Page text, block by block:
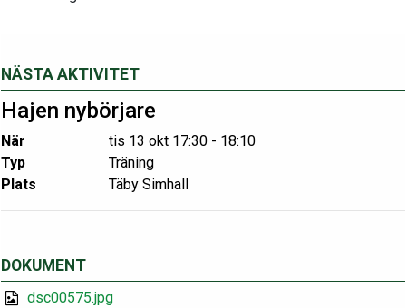
NÄSTA AKTIVITET
Hajen nybörjare
När
tis 13 okt 17:30 - 18:10
Typ
Träning
Plats
Täby Simhall
DOKUMENT
dsc00575.jpg